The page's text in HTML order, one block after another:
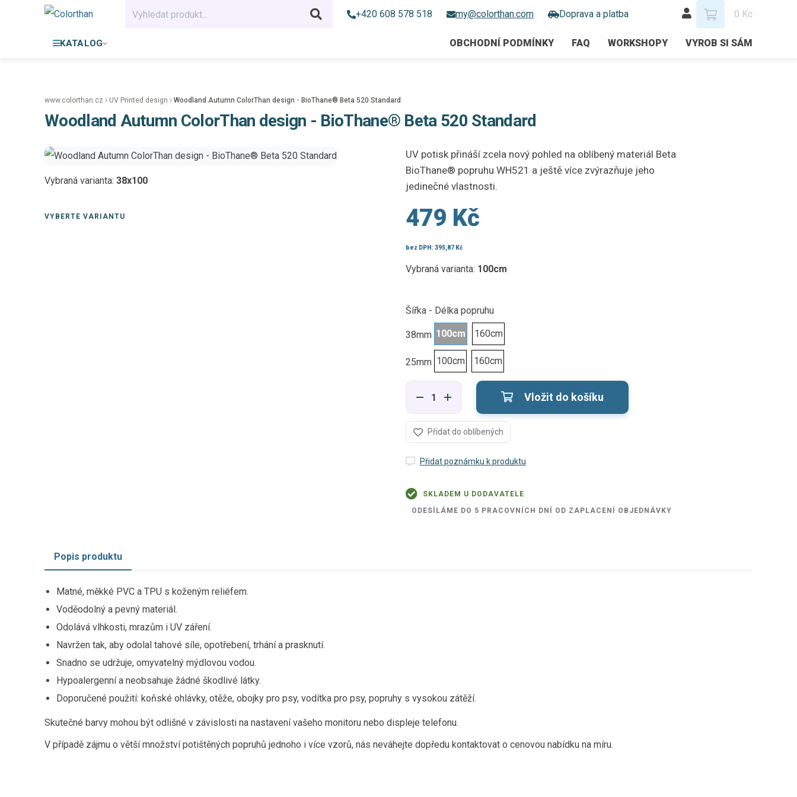
+420 608 578 518 my@colorthan.com Doprava a platba 0 Kc
KATALOG OBCHODNÍ PODMÍNKY FAQ WORKSHOPY VYROB SI SÁM
www.colorthan.cz UV Printed design Woodland Autumn ColorThan design - BioThane® Beta 520 Standard
Woodland Autumn ColorThan design - BioThane® Beta 520 Standard
Vybraná varianta: 38x100
VYBERTE VARIANTU
UV potisk přináší zcela nový pohled na oblíbený materiál Beta
BioThane® popruhu WH521 a ještě více zvýrazňuje jeho
jedinečné vlastnosti.
479 Kč
bez DPH:395,87 Kč
Vybraná varianta: 100cm
Šířka - Délka popruhu
38mm 100cm 160cm
25mm 100cm 160cm
Vložit do košíku
Přidat do oblíbených
Přidat poznámku k produktu
SKLADEM U DODAVATELE
ODESÍLÁME DO 5 PRACOVNÍCH DNÍ OD ZAPLACENÍ OBJEDNÁVKY
Popis produktu
Matné, měkké PVC a TPU s koženým reliéfem.
Voděodolný a pevný materiál.
Odolává vlhkosti, mrazům i UV záření.
Navržen tak, aby odolal tahové síle, opotřebení, trhání a prasknutí.
Snadno se udržuje, omyvatelný mýdlovou vodou.
Hypoalergenní a neobsahuje žádné škodlivé látky.
Doporučené použití: koňské ohlávky, otěže, obojky pro psy, vodítka pro psy, popruhy s vysokou zátěží.
Skutečné barvy mohou být odlišné v závislosti na nastavení vašeho monitoru nebo displeje telefonu.
V případě zájmu o větší množství potištěných popruhů jednoho i více vzorů, nás neváhejte dopředu kontaktovat o cenovou nabídku na míru.